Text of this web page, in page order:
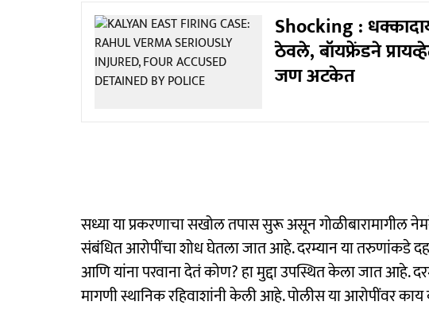
Shocking :
ठेवले, बॉयफ्रेंडने
जण अटकेत
सध्या या प्रकरणाचा सखोल तपास सुरू असून गोळीबारामागील
संबंधित आरोपींचा शोध घेतला जात आहे. दरम्यान या तरुणांकडे
आणि यांना परवाना देतं कोण? हा मुद्दा उपस्थित केला जात आहे.
मागणी स्थानिक रहिवाशांनी केली आहे. पोलीस या आरोपींवर